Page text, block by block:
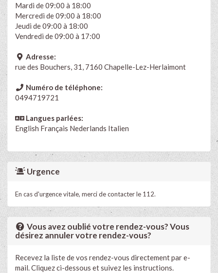
Mardi de 09:00 à 18:00
Mercredi de 09:00 à 18:00
Jeudi de 09:00 à 18:00
Vendredi de 09:00 à 17:00
Adresse:
rue des Bouchers, 31, 7160 Chapelle-Lez-Herlaimont
Numéro de téléphone:
0494719721
Langues parlées:
English Français Nederlands Italien
Urgence
En cas d'urgence vitale, merci de contacter le 112.
Vous avez oublié votre rendez-vous? Vous
désirez annuler votre rendez-vous?
Recevez la liste de vos rendez-vous directement par e-
mail. Cliquez ci-dessous et suivez les instructions.